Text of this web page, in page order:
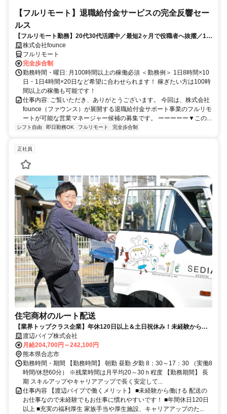
【フルリモート】退職給付金サービスの完全反響セー
ルス
【フルリモート勤務】20代30代活躍中／最短2ヶ月で役職者へ抜擢／1年
目の最高月収100万円／営業経験1年あればOK／月100h以上の稼働
株式会社founce
フルリモート
完全歩合制
勤務時間・曜日: 月100時間以上の稼働必須 ＜勤務例＞ 1日8時間×10
日・1日4時間×20日など希望に合わせられます！ 稼ぎたい方は100時
間以上の稼働も可能です！
仕事内容: ご覧いただき、ありがとうございます。 今回は、株式会社
founce（ファウンス）が展開する退職給付金サポート事業のフルリモ
ートが可能な営業マネージャー候補の募集です。 ーーーーー▼この...
シフト自由 即日勤務OK フルリモート 完全歩合制
正社員
住宅商材のルート配送
【業界トップクラス企業】年休120日以上＆土日祝休み！未経験から大
手企業でキャリアアップを目指せる！
渡辺パイプ株式会社
月給204,700円～242,100円
熊本県合志市
勤務時間・期間 【勤務時間】 朝勤 昼勤 夕勤 8：30～17：30 （実働8
時間/休憩60分） ※残業時間は月平均20～30ｈ程度 【勤務期間】 長
期 スキルアップやキャリアアップで長く安定して...
仕事内容 【渡辺パイプで働くメリット】 ■未経験から働ける 配送の
お仕事なので未経験でもお仕事に慣れやすいです！ ■年間休日120日
以上 ■充実の福利厚生 家族手当や厚生施設、キャリアアップのた...